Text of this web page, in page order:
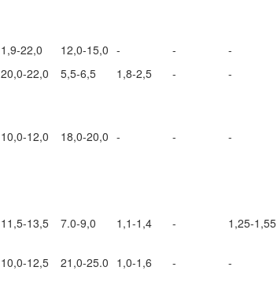
1,9-22,0 12,0-15,0 - - -
20,0-22,0 5,5-6,5 1,8-2,5 - -
10,0-12,0 18,0-20,0 - - -
11,5-13,5 7.0-9,0 1,1-1,4 - 1,25-1,55
10,0-12,5 21,0-25.0 1,0-1,6 - -